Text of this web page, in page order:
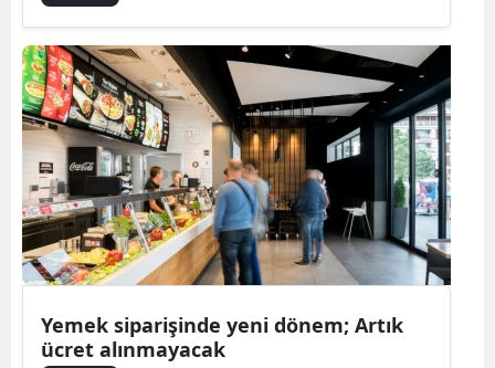
Yemek siparişinde yeni dönem; Artık
ücret alınmayacak